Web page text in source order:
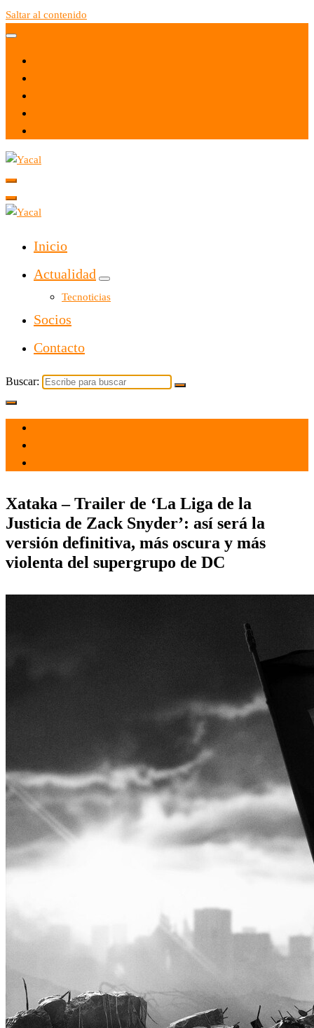
Saltar al contenido
Yacal micro hosting
Inicio
Actualidad
Tecnoticias
Socios
Contacto
Buscar:
Xataka – Trailer de ‘La Liga de la
Justicia de Zack Snyder’: así será la
versión definitiva, más oscura y más
violenta del supergrupo de DC